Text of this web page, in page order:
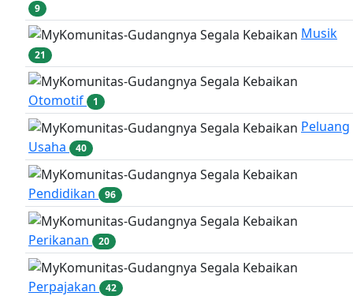
9
Musik
21
Otomotif 1
Peluang
Usaha
40
Pendidikan 96
Perikanan 20
Perpajakan 42